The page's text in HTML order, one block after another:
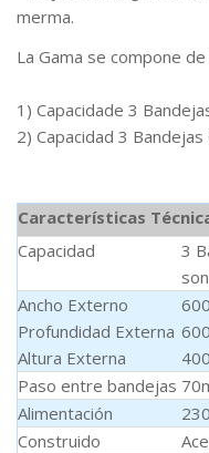
merma.
La Gama se compone
1) Capacidade 3
2) Capacidad 3
Características
Capacidad
3
Ancho Externo
Profundidad Externa
Altura Externa
Paso entre bandejas
Alimentación
Construido